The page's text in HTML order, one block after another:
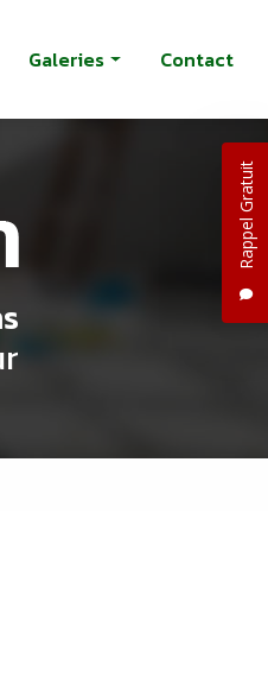
Rappel Gratuit
Galeries Contact